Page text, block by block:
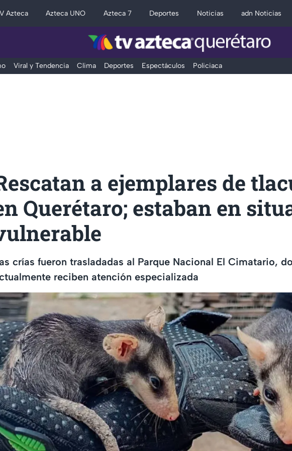
Azteca Azteca UNO Azteca 7 Deportes Noticias adn Noticias
Viral y Tendencia Clima Deportes Espectáculos Policiaca
a ejemplares de
Querétaro; estaban en
crías fueron trasladadas al Parque Nacional El Cimatario,
reciben atención especializada